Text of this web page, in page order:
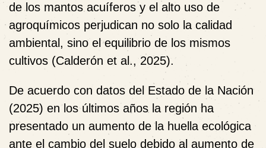
de los mantos acuíferos y el alto uso de
agroquímicos perjudican no solo la calidad
ambiental, sino el equilibrio de los mismos
cultivos (Calderón et al., 2025).
De acuerdo con datos del Estado de la Nación
(2025) en los últimos años la región ha
presentado un aumento de la huella ecológica
ante el cambio del suelo debido al aumento de